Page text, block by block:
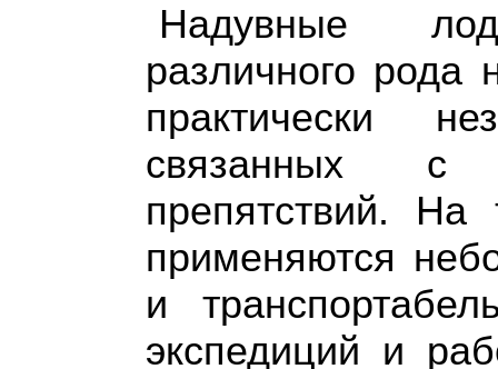
Надувные
различного рода
практически
связанных с
препятствий. На
применяются
и
экспедиций и